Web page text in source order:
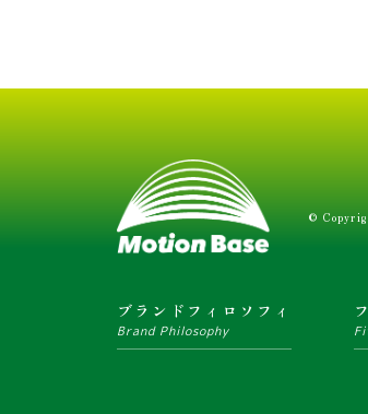
©
ブランドフィロソフィ
Brand Philosophy